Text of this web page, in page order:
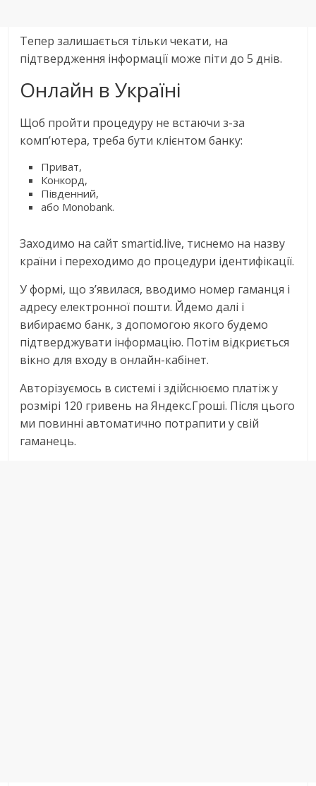
Тепер залишається тільки чекати, на
підтвердження інформації може піти до 5 днів.
Онлайн в Україні
Щоб пройти процедуру не встаючи з-за
комп’ютера, треба бути клієнтом банку:
Приват,
Конкорд,
Південний,
або Monobank.
Заходимо на сайт smartid.live, тиснемо на назву
країни і переходимо до процедури ідентифікації.
У формі, що з’явилася, вводимо номер гаманця і
адресу електронної пошти. Йдемо далі і
вибираємо банк, з допомогою якого будемо
підтверджувати інформацію. Потім відкриється
вікно для входу в онлайн-кабінет.
Авторізуємось в системі і здійснюємо платіж у
розмірі 120 гривень на Яндекс.Гроші. Після цього
ми повинні автоматично потрапити у свій
гаманець.